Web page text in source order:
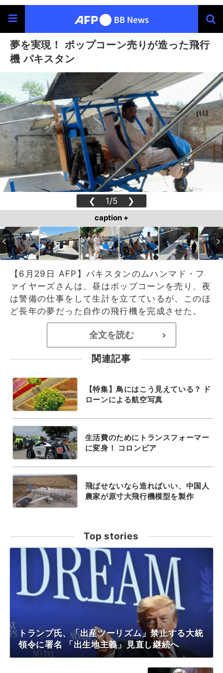
夢を実現！ ポップコーン売りが造った飛行
機 パキスタン
❮ 1/5 ❯
caption +
【6月29日 AFP】パキスタンのムハンマド・フ
ァイヤーズさんは、昼はポップコーンを売り、夜
は警備の仕事をして生計を立てているが、このほ
ど長年の夢だった自作の飛行機を完成させた。
全文を読む >
関連記事
【特集】鳥にはこう見えている？ ド
ローンによる航空写真
生活費のためにトランスフォーマー
に変身！ コロンビア
飛ばせないなら造ればいい、中国人
農家が原寸大飛行機模型を製作
Top stories
トランプ氏、「出産ツーリズム」禁止する大統
領令に署名 「出生地主義」見直し継続へ